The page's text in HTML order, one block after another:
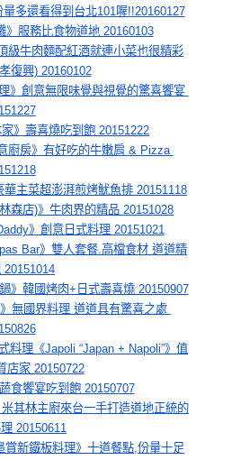
多還看得到台北101喔!!20160127
》服務比食物道地 20160103
級牛肉麵配紅酒就連小菜也很精彩
復興) 20160102
》創意無限味覺與視覺的驚喜饗宴
》壽喜燒吃到飽 20151222
廚房》有好吃的牛嫩肩 & Pizza
主菜超澎湃煎烤魷魚排 20151118
森店)》牛肉界的精品 20151028
》創意日式料理 20151021
Bar》雙人套餐.高檔食材 道道精
20151014
》韓國烤肉+日式壽喜燒 20150907
無國界料理 道道具有驚喜之處
料理《Japoli “Japan + Napoli”》值
店家 20150722
食饗宴吃到飽 20150707
其林主廚來台一手打造道地正統的
20150611
新鐵板料理》十道餐點,份量十足